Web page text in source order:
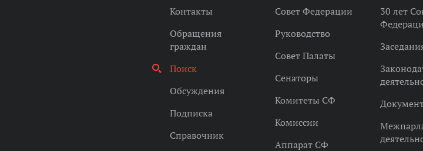
Контакты
Обращения
граждан
Поиск
Обсуждения
Подписка
Справочник
Совет Федерации
Руководство
Совет Палаты
Сенаторы
Комитеты СФ
Комиссии
Аппарат СФ
30 лет